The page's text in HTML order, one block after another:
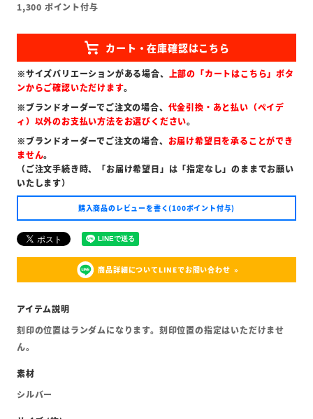
1,300 ポイント付与
※サイズバリエーションがある場合、 上部の「カートはこちら」ボタ
ンからご確認いただけます。
※ブランドオーダーでご注文の場合、 代金引換・あと払い（ペイデ
ィ）以外のお支払い方法をお選びください。
※ブランドオーダーでご注文の場合、 お届け希望日を承ることができ
ません。
（ご注文手続き時、「お届け希望日」は「指定なし」のままでお願い
いたします）
購入商品のレビューを書く(100ポイント付与)
商品詳細についてLINEでお問い合わせ
刻印の位置はランダムになります。刻印位置の指定はいただけませ
ん。
シルバー